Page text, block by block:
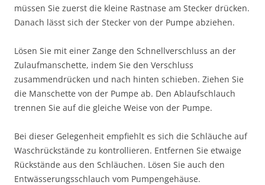
müssen Sie zuerst die kleine Rastnase am Stecker drücken.
Danach lässt sich der Stecker von der Pumpe abziehen.
Lösen Sie mit einer Zange den Schnellverschluss an der
Zulaufmanschette, indem Sie den Verschluss
zusammendrücken und nach hinten schieben. Ziehen Sie
die Manschette von der Pumpe ab. Den Ablaufschlauch
trennen Sie auf die gleiche Weise von der Pumpe.
Bei dieser Gelegenheit empfiehlt es sich die Schläuche auf
Waschrückstände zu kontrollieren. Entfernen Sie etwaige
Rückstände aus den Schläuchen. Lösen Sie auch den
Entwässerungsschlauch vom Pumpengehäuse.